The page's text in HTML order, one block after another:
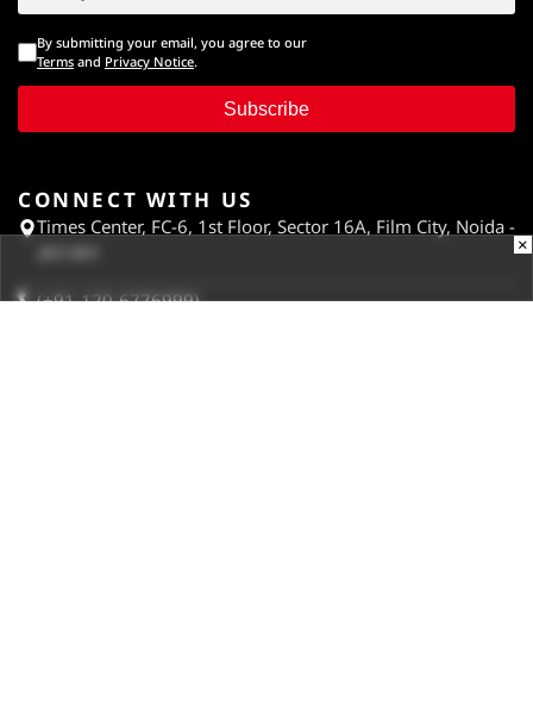
By submitting your email, you agree to our
Terms and Privacy Notice.
Subscribe
CONNECT WITH US
Times Center, FC-6, 1st Floor, Sector 16A, Film City, Noida -
(+91-120-6776999)
×